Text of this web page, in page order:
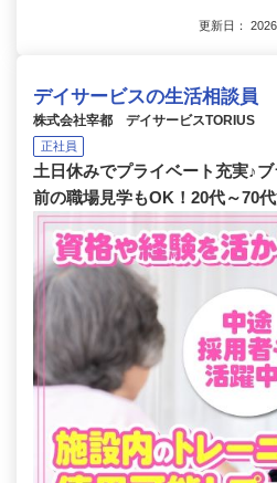
更新日：
デイサービスの生活相談員
株式会社宰都 デイサービスTORIUS
正社員
土日休みでプライベート充実♪
前の職場見学もOK！20代～70代